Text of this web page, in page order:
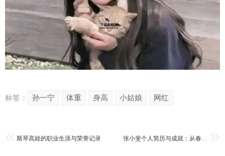
标签： 孙一宁 体重 身高 小姑娘 网红
斯琴高娃的职业生涯与荣誉记录 张小斐个人简历与成就：从春晚笑星到金鸡奖影后